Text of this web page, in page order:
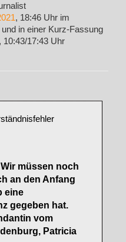
, 18:46 Uhr im
in einer Kurz-Fassung
10:43/17:43 Uhr
Wir müssen noch
an den Anfang
eine
gegeben hat.
vom
Patricia